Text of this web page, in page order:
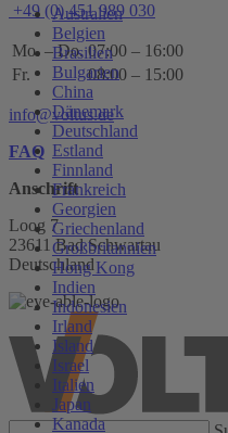
Australien
Belgien
Brasilien
Bulgarien
China
Dänemark
Deutschland
Estland
Finnland
Frankreich
Georgien
Griechenland
Großbritannien
Hong Kong
Indien
Indonesien
Irland
Island
Israel
Italien
Japan
Kanada
+49 (0) 451 989 030
Mo. – Do. 07:00 – 16:00
Fr.
08:00 – 15:00
info@voltus.de
FAQ
Anschrift
Loog 7
23611 Bad Schwartau
Deutschland